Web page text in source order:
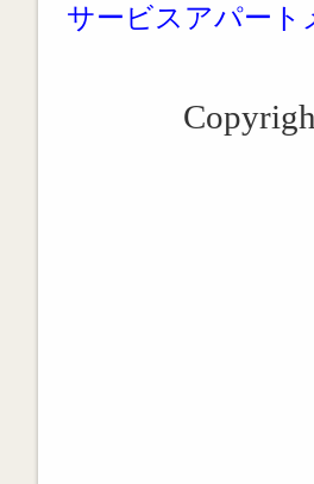
サービスアパート